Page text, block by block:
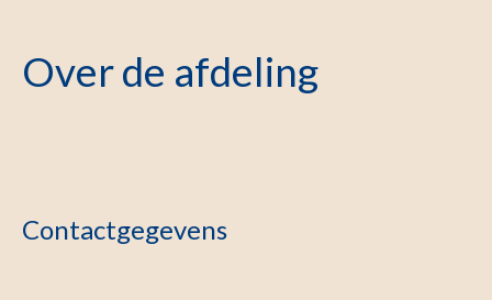
Over de afdeling
Contactgegevens